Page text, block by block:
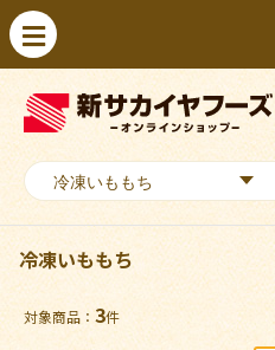
冷凍いももち
対象商品：3件